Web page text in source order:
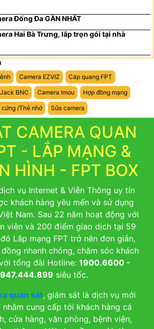
Đống Đa GẦN NHẤT
Hai Bà Trưng, lắp trọn gói tại nhà
Camera EZVIZ Cáp quang FPT
Jack BNC Camera Imou Hợp đồng mạng
cứng /Thẻ nhớ Sửa camera
CAMERA QUAN
- LẮP MẠNG &
HÌNH - FPT BOX
vụ Internet & Viễn Thông uy tín
khách hàng yêu mến và sử dụng
Nam. Sau 22 năm hoạt động với
viên và 200 điểm giao dịch tại 59
Lắp mạng FPT trở nên đơn giản,
nhanh chóng, chăm sóc khách
tổng đài Hotline: 1900.6600 -
siêu tốc.
quan sát, giám sát là dịch vụ mới
nhằm cung cấp tới khách hàng cá
cửa hàng, văn phòng, bệnh viện,